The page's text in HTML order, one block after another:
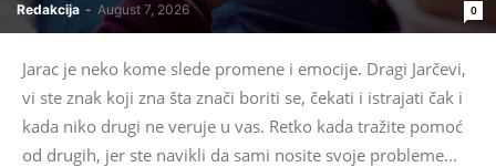
Redakcija - August 7, 2026 0
Jarac je neko kome slede promene i emocije. Dragi Jarčevi,
vi ste znak koji zna šta znači boriti se, čekati i istrajati čak i
kada niko drugi ne veruje u vas. Retko kada tražite pomoć
od drugih, jer ste navikli da sami nosite svoje probleme...